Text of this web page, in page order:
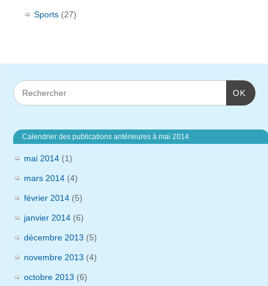
Sports (27)
OK
Calendrier des publications antérieures à mai 2014
mai 2014 (1)
mars 2014 (4)
février 2014 (5)
janvier 2014 (6)
décembre 2013 (5)
novembre 2013 (4)
octobre 2013 (6)